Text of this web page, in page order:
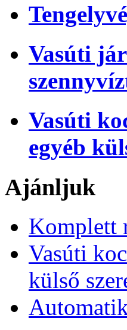
Vasúti
Vasúti
egyéb
Ajánljuk
Komplett
Vasúti
külső